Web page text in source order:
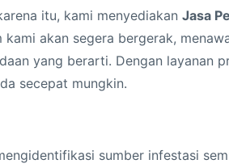
itu, kami menyediakan Jasa
akan segera bergerak,
yang berarti. Dengan layanan
secepat mungkin.
sumber infestasi